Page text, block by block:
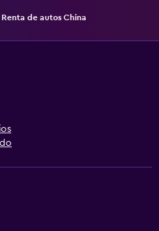
Renta de autos China